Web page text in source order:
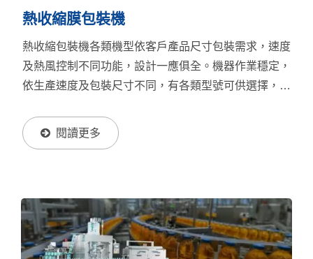
場中脫穎而出，增強品牌價值和消費者信任感。若想進
一步查看更多各式熱收縮膜詳情，請點擊下方圖片。
熱收縮膜包裝機
熱收縮包裝機各類機型依客戶產品尺寸包裝需求，速度
及熱風控制不同功能，設計一應俱全。機器作業穩定，
依生產速度及包裝尺寸不同，有各類型號可供選擇，並
閱讀更多